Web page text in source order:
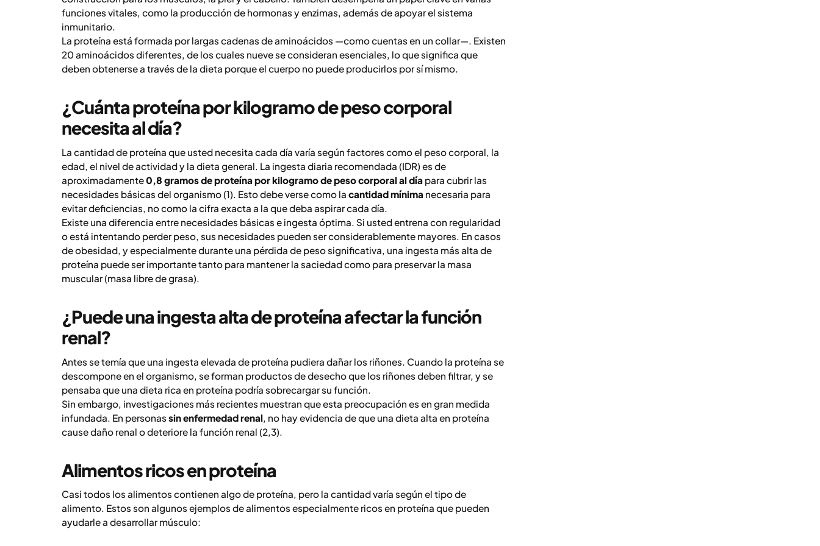
funciones vitales, como la producción de hormonas y enzimas, además de apoyar el sistema
inmunitario.
La proteína está formada por largas cadenas de aminoácidos —como cuentas en un collar—. Existen
20 aminoácidos diferentes, de los cuales nueve se consideran esenciales, lo que significa que
deben obtenerse a través de la dieta porque el cuerpo no puede producirlos por sí mismo.
¿Cuánta proteína por kilogramo de peso corporal
necesita al día?
La cantidad de proteína que usted necesita cada día varía según factores como el peso corporal, la
edad, el nivel de actividad y la dieta general. La ingesta diaria recomendada (IDR) es de
aproximadamente0,8 gramos de proteína por kilogramo de peso corporal al díapara cubrir las
necesidades básicas del organismo (1). Esto debe verse como la cantidad mínimanecesaria para
evitar deficiencias, no como la cifra exacta a la que deba aspirar cada día.
Existe una diferencia entre necesidades básicas e ingesta óptima. Si usted entrena con regularidad
o está intentando perder peso, sus necesidades pueden ser considerablemente mayores. En casos
de obesidad, y especialmente durante una pérdida de peso significativa, una ingesta más alta de
proteína puede ser importante tanto para mantener la saciedad como para preservar la masa
muscular (masa libre de grasa).
¿Puede una ingesta alta de proteína afectar la función
renal?
Antes se temía que una ingesta elevada de proteína pudiera dañar los riñones. Cuando la proteína se
descompone en el organismo, se forman productos de desecho que los riñones deben filtrar, y se
pensaba que una dieta rica en proteína podría sobrecargar su función.
Sin embargo, investigaciones más recientes muestran que esta preocupación es en gran medida
infundada. En personas sin enfermedad renal, no hay evidencia de que una dieta alta en proteína
cause daño renal o deteriore la función renal (2,3).
Alimentos ricos en proteína
Casi todos los alimentos contienen algo de proteína, pero la cantidad varía según el tipo de
alimento. Estos son algunos ejemplos de alimentos especialmente ricos en proteína que pueden
ayudarle a desarrollar músculo: